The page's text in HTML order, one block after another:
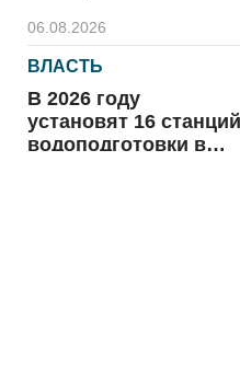
06.08.2026
ВЛАСТЬ
В 2026 году
установят 16 станций
водоподготовки в